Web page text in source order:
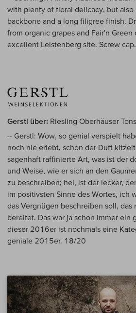
with plenty of floral delicacy, but also
backbone and a long filigree finish.
from organic grapes and Fair'n
excellent Leistenberg site. Screw
Gerstl über: Riesling Oberhäuser
-- Gerstl: Wow, so genial verspielt
noch nie erlebt, schon der Duft
sagenhaft raffinierte Art, was ist der
und Weise, wie er sich an den
zu beschreiben; hei, ist der lecker,
im positivsten Sinne des Wortes, ich
das Vergnügen beschreiben soll, das
bereitet. Das war ja schon immer ein
dieser 2016er ist nochmals eine
geniale 2015er. 18/20